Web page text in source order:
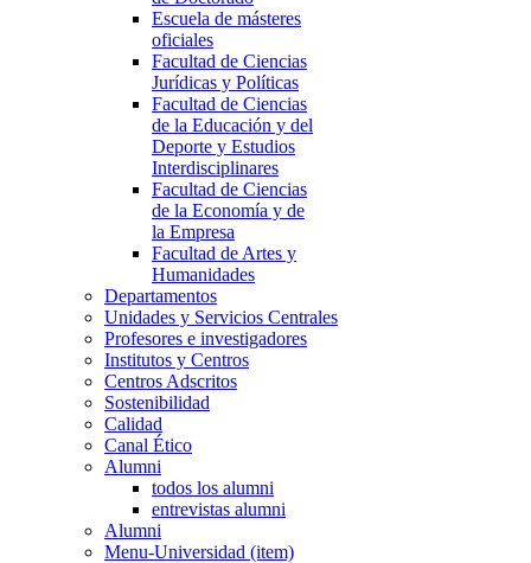
Escuela de másteres
oficiales
Facultad de Ciencias
Jurídicas y Políticas
Facultad de Ciencias
de la Educación y del
Deporte y Estudios
Interdisciplinares
Facultad de Ciencias
de la Economía y de
la Empresa
Facultad de Artes y
Humanidades
Departamentos
Unidades y Servicios Centrales
Profesores e investigadores
Institutos y Centros
Centros Adscritos
Sostenibilidad
Calidad
Canal Ético
Alumni
todos los alumni
entrevistas alumni
Alumni
Menu-Universidad (item)